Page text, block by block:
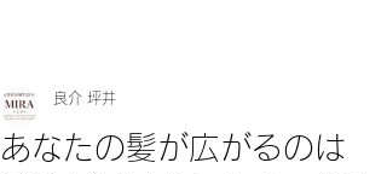
あなたの髪が広がるのは
良介 坪井